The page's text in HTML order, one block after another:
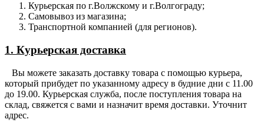
Курьерская по г.Волжскому и г.Волгограду;
Самовывоз из магазина;
Транспортной компанией (для регионов).
1. Курьерская доставка
Вы можете заказать доставку товара с помощью курьера,
который прибудет по указанному адресу в будние дни с 11.00
до 19.00. Курьерская служба, после поступления товара на
склад, свяжется с вами и назначит время доставки. Уточнит
адрес.